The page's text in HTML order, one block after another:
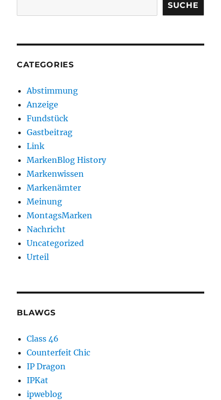
SUCHE
CATEGORIES
Abstimmung
Anzeige
Fundstück
Gastbeitrag
Link
MarkenBlog History
Markenwissen
Markenämter
Meinung
MontagsMarken
Nachricht
Uncategorized
Urteil
BLAWGS
Class 46
Counterfeit Chic
IP Dragon
IPKat
ipweblog